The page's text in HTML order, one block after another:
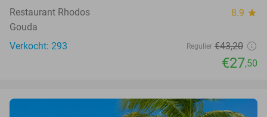
Restaurant Rhodos 8.9 star
Gouda
Verkocht: 293
Regulier €43,20
€27,50